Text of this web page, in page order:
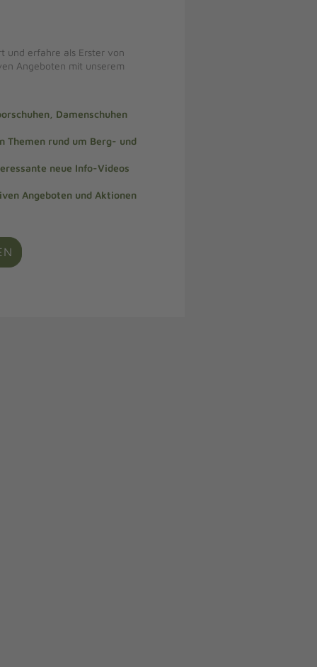
und erfahre als Erster von
Angeboten mit unserem
Damenschuhen
Themen rund um Berg- und
neue Info-Videos
Angeboten und Aktionen